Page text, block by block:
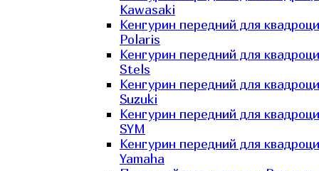
Kawasaki
Кенгурин передний для
Polaris
Кенгурин передний для
Stels
Кенгурин передний для
Suzuki
Кенгурин передний для
SYM
Кенгурин передний для
Yamaha